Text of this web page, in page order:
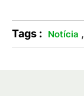
Tags : Notícia ,